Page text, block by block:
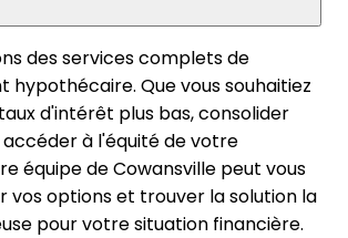
des services complets de
hypothécaire. Que vous souhaitiez
d'intérêt plus bas, consolider
à l'équité de votre
équipe de Cowansville peut vous
vos options et trouver la solution la
pour votre situation financière.